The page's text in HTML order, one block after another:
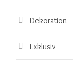
Dekoration
Exklusiv